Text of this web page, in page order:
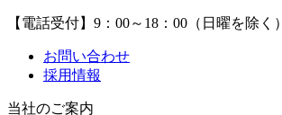
【電話受付】9：00～18：00（日曜を除く）
お問い合わせ
採用情報
当社のご案内